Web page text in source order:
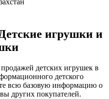
игрушки и
детских игрушек в
детского
всю базовую информацию о
других покупателей.